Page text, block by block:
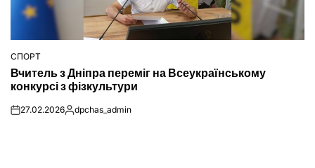
ОПУБЛІКУВАТИ
У
СПОРТ
Вчитель з Дніпра переміг на Всеукраїнському
конкурсі з фізкультури
on27.02.2026Опубліковано
dpchas_admin